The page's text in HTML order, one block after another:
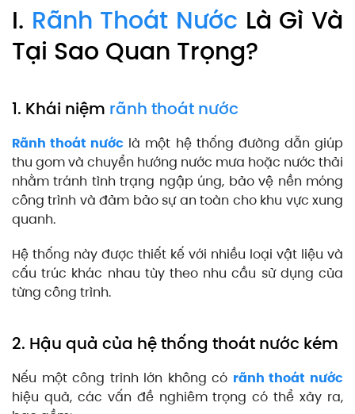
I. Rãnh Thoát Nước Là Gì Và
Tại Sao Quan Trọng?
1. Khái niệm rãnh thoát nước
Rãnh thoát nước là một hệ thống đường dẫn giúp
thu gom và chuyển hướng nước mưa hoặc nước thải
nhằm tránh tình trạng ngập úng, bảo vệ nền móng
công trình và đảm bảo sự an toàn cho khu vực xung
quanh.
Hệ thống này được thiết kế với nhiều loại vật liệu và
cấu trúc khác nhau tùy theo nhu cầu sử dụng của
từng công trình.
2. Hậu quả của hệ thống thoát nước kém
Nếu một công trình lớn không có rãnh thoát nước
hiệu quả, các vấn đề nghiêm trọng có thể xảy ra,